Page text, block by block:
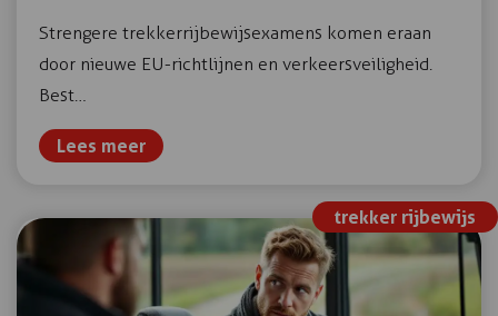
Strengere trekkerrijbewijsexamens komen eraan
door nieuwe EU-richtlijnen en verkeersveiligheid.
Best…
Lees meer
trekker rijbewijs